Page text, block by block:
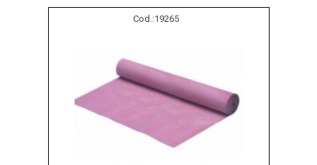
Cod.:19265